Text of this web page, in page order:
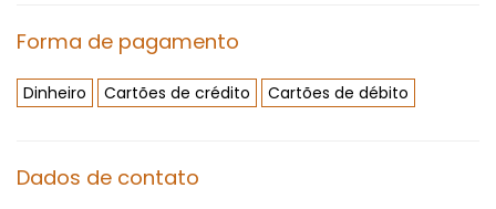
Forma de pagamento
Dinheiro Cartões de crédito Cartões de débito
Dados de contato